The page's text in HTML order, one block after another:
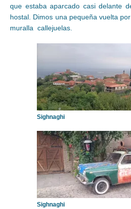
que estaba aparcado casi delante
hostal. Dimos una pequeña vuelta por
muralla callejuelas.
Sighnaghi
Sighnaghi